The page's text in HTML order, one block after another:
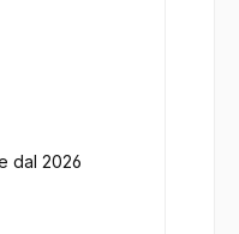
dal 2026